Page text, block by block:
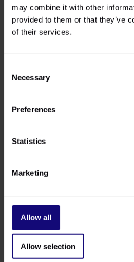
may combine it with other
provided to them or that they’ve
of their services.
Selection
Necessary
Preferences
Statistics
Marketing
Allow all
Allow selection
Avez-vous des questions
Besoin d'aide avec votre
contacter notre service client à
€36,50